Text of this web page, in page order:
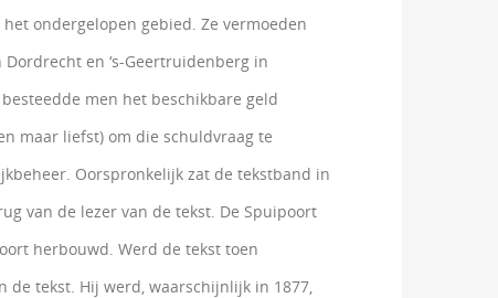
ondergelopen gebied. Ze vermoeden
en ‘s-Geertruidenberg in
men het beschikbare geld
maar liefst) om die schuldvraag te
Oorspronkelijk zat de tekstband in
van de lezer van de tekst. De Spuipoort
herbouwd. Werd de tekst toen
de tekst. Hij werd, waarschijnlijk in 1877,